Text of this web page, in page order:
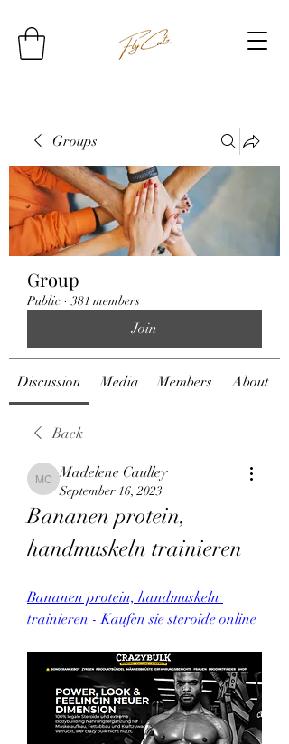
Groups
Group
Public · 381 members
Join
Discussion Media Members About
Back
Madelene Caulley
Madelene Caulley
September 16, 2023
Bananen protein,
handmuskeln trainieren
Bananen protein, handmuskeln
trainieren - Kaufen sie steroide online